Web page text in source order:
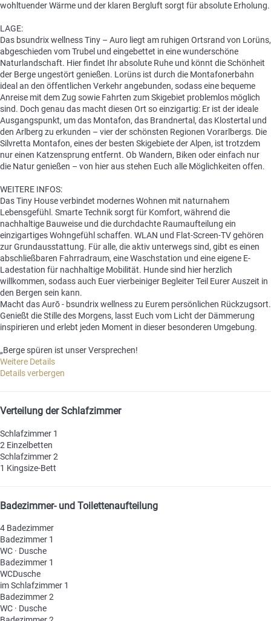
wohltuender Wärme und der klaren Bergluft sorgt für absolute Erholung.
LAGE:
Das bsundrix wellness Tiny – Auro liegt am ruhigen Ortsrand von Lorüns,
abgeschieden vom Trubel und eingebettet in eine wunderschöne
Naturlandschaft. Hier findet Ihr absolute Ruhe und könnt die Schönheit
der Berge ungestört genießen. Lorüns ist durch die Montafonerbahn
ideal an den öffentlichen Verkehr angebunden, sodass eine bequeme
Anreise mit dem Zug sowie Fahrten zum Skigebiet problemlos möglich
sind. Doch genau das macht diesen Ort so einzigartig: Er ist der ideale
Ausgangspunkt, um das Montafon, das Brandnertal, das Klostertal und
den Arlberg zu erkunden – vier der schönsten Regionen Vorarlbergs. Die
Silvretta Montafon, eines der besten Skigebiete der Alpen, ist trotzdem
nur einen Katzensprung entfernt. Ob Wandern, Biken oder einfach nur
die Natur genießen – von hier aus stehen Euch alle Möglichkeiten offen.
WEITERE INFOS:
Das Tiny House verbindet modernes Wohnen mit naturnahem
Lebensgefühl. Smarte Technik sorgt für Komfort, während die
nachhaltige Bauweise und die durchdachte Raumaufteilung ein
einzigartiges Wohngefühl schaffen. WLAN und Flat-Screen-TV gehören
zur Grundausstattung. Für alle, die aktiv unterwegs sind, gibt es einen
abschließbaren Fahrradraum, eine Waschstation und eine eigene E-
Ladestation für nachhaltige Mobilität. Hunde sind hier herzlich
willkommen, sodass auch Euer vierbeiniger Begleiter Teil Eurer Auszeit in
den Bergen sein kann.
Macht das Aurō - bsundrix wellness zu Eurem persönlichen Rückzugsort.
Genießt die Stille des Morgens, lasst Euch vom Licht der Dämmerung
inspirieren und erlebt jeden Moment in dieser besonderen Umgebung.
„Berge spüren ist unser Versprechen!
Weitere Details
Details verbergen
Verteilung der Schlafzimmer
Schlafzimmer 1
2 Einzelbetten
Schlafzimmer 2
1 Kingsize-Bett
Badezimmer- und Toilettenaufteilung
4 Badezimmer
Badezimmer 1
WC · Dusche
Badezimmer 1
WCDusche
im Schlafzimmer 1
Badezimmer 2
WC · Dusche